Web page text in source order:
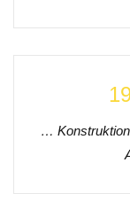
… Konstruktion